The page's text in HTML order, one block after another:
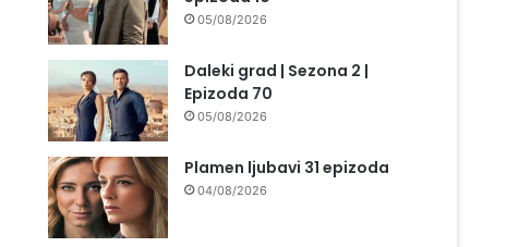
05/08/2026
Daleki grad | Sezona 2 |
Epizoda 70
05/08/2026
Plamen ljubavi 31 epizoda
04/08/2026